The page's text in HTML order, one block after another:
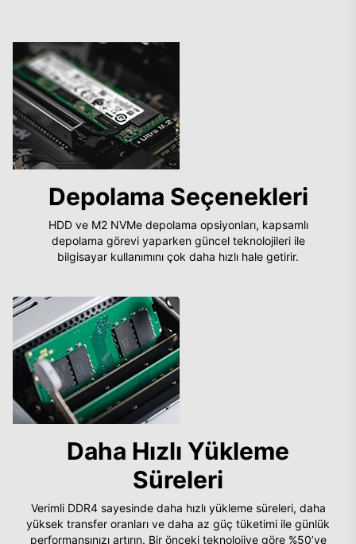
Depolama Seçenekleri
HDD ve M2 NVMe depolama opsiyonları, kapsamlı
depolama görevi yaparken güncel teknolojileri ile
bilgisayar kullanımını çok daha hızlı hale getirir.
Daha Hızlı Yükleme
Süreleri
Verimli DDR4 sayesinde daha hızlı yükleme süreleri, daha
yüksek transfer oranları ve daha az güç tüketimi ile günlük
performansınızı artırın. Bir önceki teknolojiye göre %50’ye